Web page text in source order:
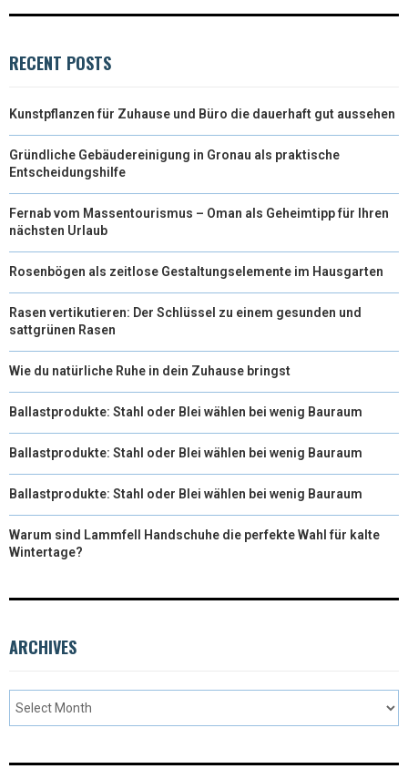
RECENT POSTS
Kunstpflanzen für Zuhause und Büro die dauerhaft gut aussehen
Gründliche Gebäudereinigung in Gronau als praktische
Entscheidungshilfe
Fernab vom Massentourismus – Oman als Geheimtipp für Ihren
nächsten Urlaub
Rosenbögen als zeitlose Gestaltungselemente im Hausgarten
Rasen vertikutieren: Der Schlüssel zu einem gesunden und
sattgrünen Rasen
Wie du natürliche Ruhe in dein Zuhause bringst
Ballastprodukte: Stahl oder Blei wählen bei wenig Bauraum
Ballastprodukte: Stahl oder Blei wählen bei wenig Bauraum
Ballastprodukte: Stahl oder Blei wählen bei wenig Bauraum
Warum sind Lammfell Handschuhe die perfekte Wahl für kalte
Wintertage?
ARCHIVES